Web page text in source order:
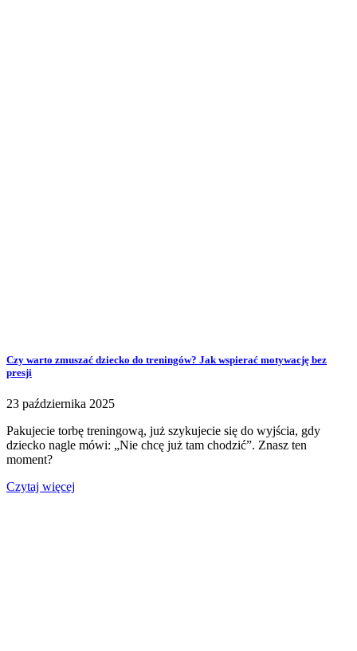
Czy warto zmuszać dziecko do treningów? Jak wspierać motywację bez
presji
23 października 2025
Pakujecie torbę treningową, już szykujecie się do wyjścia, gdy
dziecko nagle mówi: „Nie chcę już tam chodzić”. Znasz ten
moment?
Czytaj więcej